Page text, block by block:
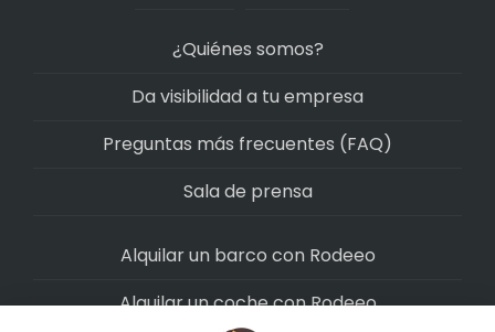
¿Quiénes somos?
Da visibilidad a tu empresa
Preguntas más frecuentes (FAQ)
Sala de prensa
Alquilar un barco con Rodeeo
Alquilar un coche con Rodeeo